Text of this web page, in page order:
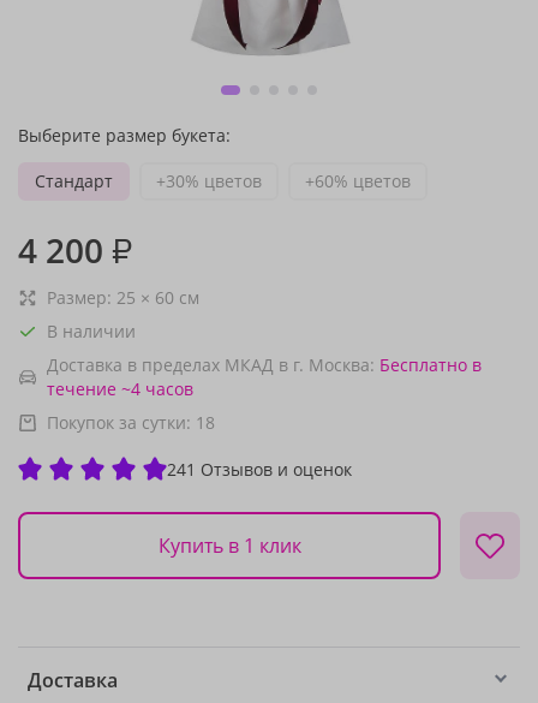
Выберите размер букета:
Стандарт
+30% цветов +60% цветов
4 200 ₽
Размер: 25 × 60 см
В наличии
Доставка в пределах МКАД в г. Москва: Бесплатно в
течение ~4 часов
Покупок за сутки: 18
241 Отзывов и оценок
Купить в 1 клик
Доставка